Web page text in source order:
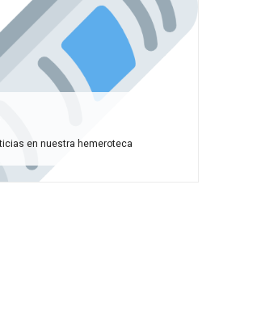
en nuestra hemeroteca